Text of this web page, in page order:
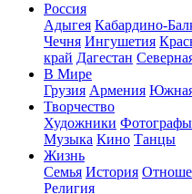
Россия
Адыгея Кабардино-
Чечня Ингушетия
край Дагестан
В Мире
Грузия Армения
Творчество
Художники Фотографы
Музыка Кино Танцы
Жизнь
Семья История
Религия